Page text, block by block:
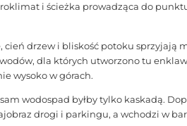
i ścieżka prowadząca do
drzew i bliskość potoku sprzyjają
dla których utworzono tu
wysoko w górach.
wodospad byłby tylko kaskadą.
drogi i parkingu, a wchodzi w